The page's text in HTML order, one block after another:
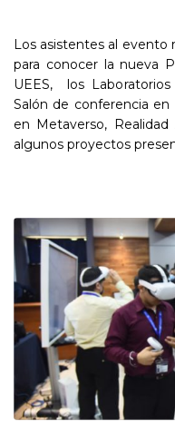
Los asistentes al evento
para conocer la nueva
UEES, los
Salón de conferencia en
en Metaverso,
algunos proyectos